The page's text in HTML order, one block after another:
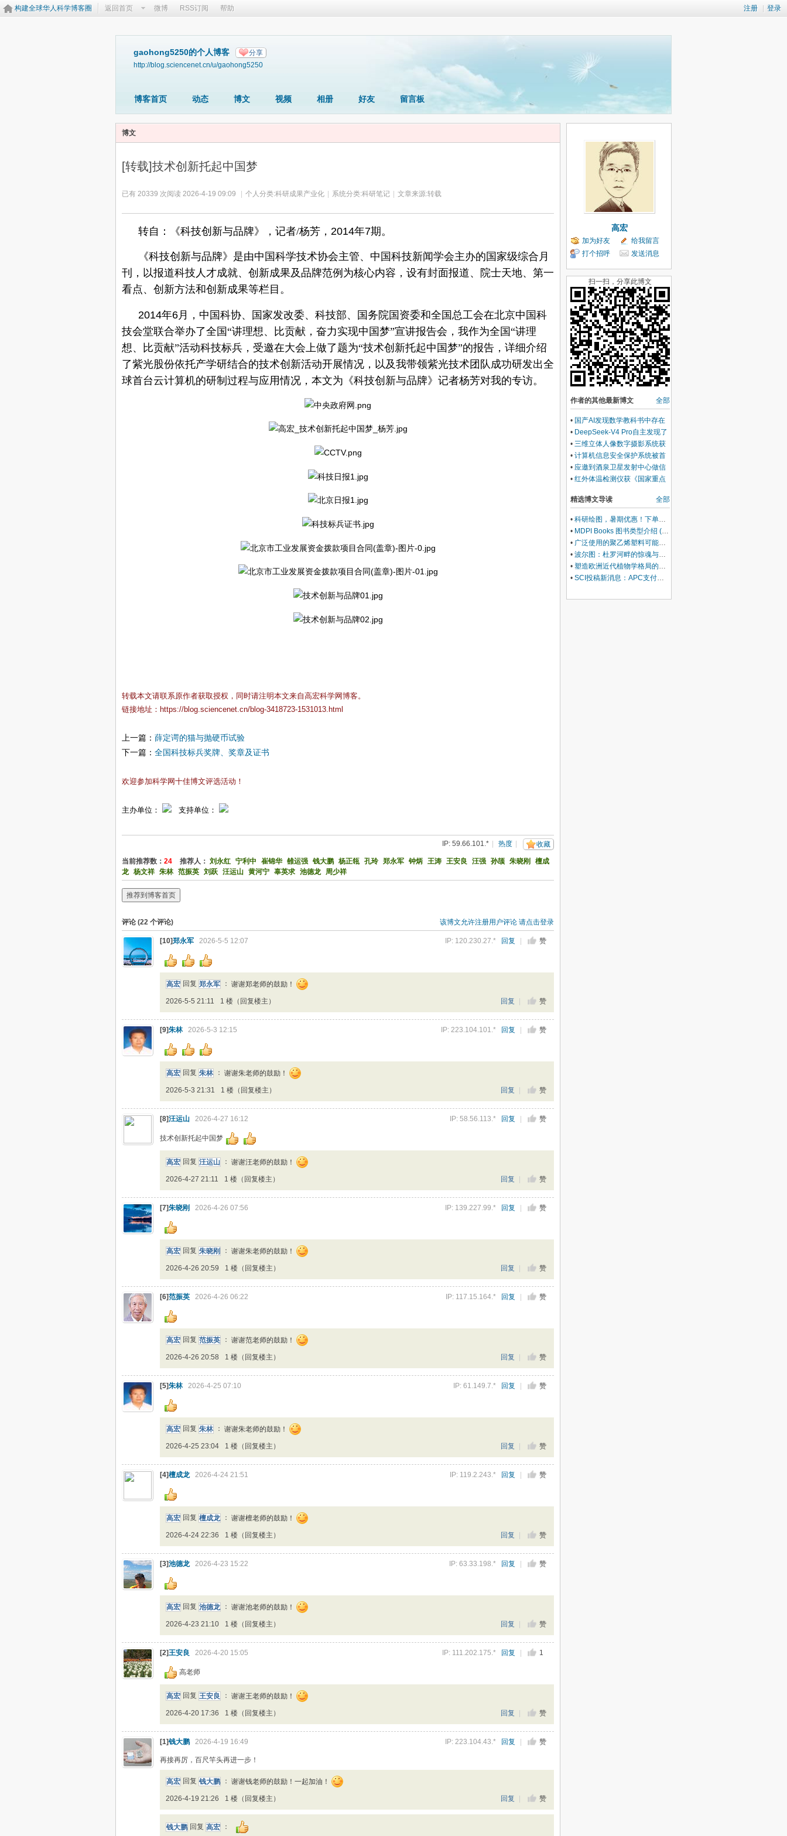
注册 登录
构建全球华人科学博客圈 返回首页 微博 RSS订阅 帮助
gaohong5250的个人博客 分享
http://blog.sciencenet.cn/u/gaohong5250
博客首页 动态 博文 视频 相册 好友 留言板
博文
[转载]技术创新托起中国梦
已有 20339 次阅读 2026-4-19 09:09 个人分类:科研成果产业化 系统分类:科研笔记 文章来源:转载
转自：《科技创新与品牌》， 记者/杨芳， 2014年7期。
《科技创新与品牌》是由中国科学技术协会主管、中国科技新闻学会主办的国家级综合月
刊，以报道科技人才成就、创新成果及品牌范例为核心内容，设有封面报道、院士天地、第一
看点、创新方法和创新成果等栏目。
2014年6 月，中国科协、国家发改委、科技部、国务院国资委和全国总工会在北京中国科
技会堂联合举办了全国“讲理想、比贡献，奋力实现中国梦”宣讲报告会，我作为全国“讲理
想、比贡献”活动科技标兵，受邀在大会上做了题为“技术创新托起中国梦”的报告， 详细介绍
了紫光股份依托产学研结合的技术创新活动开展情况，以及我带领紫光技术团队成功研发出全
球首台云计算机的研制 过程与应用情况，本文为《科技创新与品牌》记者杨芳对我的专访。
转载本文请联系原作者获取授权，同时请注明本文来自高宏科学网博客。
链接地址： https://blog.sciencenet.cn/blog-3418723-1531013.html
上一篇： 薛定谔的猫与抛硬币试验
下一篇： 全国科技标兵奖牌、奖章及证书
欢迎参加科学网十佳博文评选活动！
主办单位： 支持单位：
收藏
IP: 59.66.101.* 热度
当前推荐数： 24 推荐人： 刘永红 宁利中 崔锦华 雒运强 钱大鹏 杨正瓴 孔玲 郑永军 钟炳 王涛 王安良 汪强 孙颉 朱晓刚
檀成
龙 杨文祥 朱林 范振英 刘跃 汪运山 黄河宁 辜英求 池德龙 周少祥
推荐到博客首页
该博文允许注册用户评论 请点击登录
评论 (22 个评论)
IP: 120.230.27.* 回复 赞
[10]郑永军 2026-5-5 12:07
高宏 回复 郑永军 ： 谢谢郑老师的鼓励！
2026-5-5 21:11 1 楼（回复楼主） 赞
回复
IP: 223.104.101.* 回复 赞
[9]朱林 2026-5-3 12:15
高宏 回复 朱林 ： 谢谢朱老师的鼓励！
2026-5-3 21:31 1 楼（回复楼主） 赞
回复
IP: 58.56.113.* 回复 赞
[8]汪运山 2026-4-27 16:12
技术创新托起中国梦
高宏 回复 汪运山 ： 谢谢汪老师的鼓励！
2026-4-27 21:11 1 楼（回复楼主） 赞
回复
IP: 139.227.99.* 回复 赞
[7]朱晓刚 2026-4-26 07:56
高宏 回复 朱晓刚 ： 谢谢朱老师的鼓励！
2026-4-26 20:59 1 楼（回复楼主） 赞
回复
IP: 117.15.164.* 回复 赞
[6]范振英 2026-4-26 06:22
高宏 回复 范振英 ： 谢谢范老师的鼓励！
2026-4-26 20:58 1 楼（回复楼主） 赞
回复
IP: 61.149.7.* 回复 赞
[5]朱林 2026-4-25 07:10
高宏 回复 朱林 ： 谢谢朱老师的鼓励！
2026-4-25 23:04 1 楼（回复楼主） 赞
回复
IP: 119.2.243.* 回复 赞
[4]檀成龙 2026-4-24 21:51
高宏 回复 檀成龙 ： 谢谢檀老师的鼓励！
2026-4-24 22:36 1 楼（回复楼主） 赞
回复
IP: 63.33.198.* 回复 赞
[3]池德龙 2026-4-23 15:22
高宏 回复 池德龙 ： 谢谢池老师的鼓励！
2026-4-23 21:10 1 楼（回复楼主） 赞
回复
IP: 111.202.175.* 回复 1
[2]王安良 2026-4-20 15:05
高老师
高宏 回复 王安良 ： 谢谢王老师的鼓励！
2026-4-20 17:36 1 楼（回复楼主） 赞
回复
IP: 223.104.43.* 回复 赞
[1]钱大鹏 2026-4-19 16:49
再接再厉，百尺竿头再进一步！
高宏 回复 钱大鹏 ： 谢谢钱老师的鼓励！一起加油！
2026-4-19 21:26 1 楼（回复楼主） 赞
回复
钱大鹏 回复 高宏 ：
高宏
加为好友
给我留言
打个招呼
发送消息
扫一扫，分享此博文
全部
作者的其他最新博文
• 国产AI发现数学教科书中存在
上百年的混淆概念错误
• DeepSeek-V4 Pro自主发现了
《随机过程》混淆概念逻辑错误
• 三维立体人像数字摄影系统获
北京发明创新大赛金奖
• 计算机信息安全保护系统被首
批认定为《北京市自主创新产
品》
• 应邀到酒泉卫星发射中心做信
息安全专题讲座
• 红外体温检测仪获《国家重点
全部
精选博文导读
• 科研绘图，暑期优惠！下单立减500元
• MDPI Books 图书类型介绍 (三)：Edited Book
• 广泛使用的聚乙烯塑料可能会损害你的肝脏
• 波尔图：杜罗河畔的惊魂与治愈
• 塑造欧洲近代植物学格局的马德里皇家植物园里程碑式园长
• SCI投稿新消息：APC支付服务再升级！